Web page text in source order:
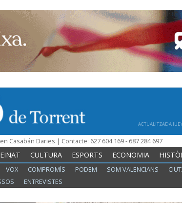
ACTUALITZADA
Casabán Daries | Contacte: 627 604 169 - 687 284 697
CULTURA ESPORTS ECONOMIA
VOX COMPROMÍS PODEM SOM VALENCIANS
ENTREVISTES